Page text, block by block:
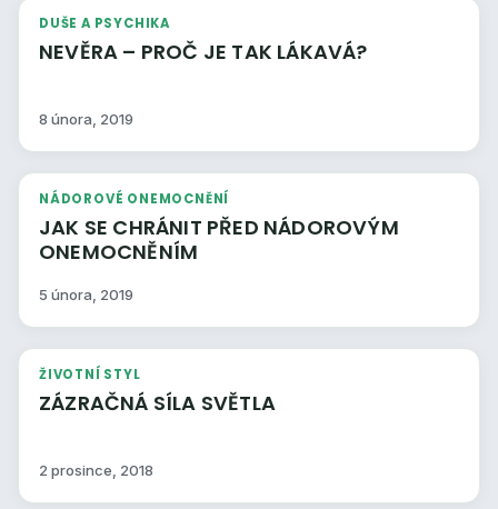
DUŠE A PSYCHIKA
NEVĚRA – PROČ JE TAK LÁKAVÁ?
8 února, 2019
NÁDOROVÉ ONEMOCNĚNÍ
JAK SE CHRÁNIT PŘED NÁDOROVÝM
ONEMOCNĚNÍM
5 února, 2019
ŽIVOTNÍ STYL
ZÁZRAČNÁ SÍLA SVĚTLA
2 prosince, 2018